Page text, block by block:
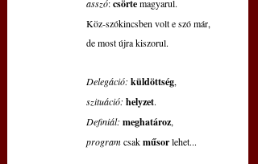
asszó: csörte magyarul.
Köz-szókincsben volt e szó már,
de most újra kiszorul.
Delegáció: küldöttség,
szituáció: helyzet.
Definiál: meghatároz,
program csak műsor lehet...